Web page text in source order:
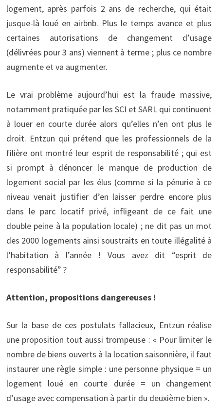
logement, après parfois 2 ans de recherche, qui était
jusque-là loué en airbnb. Plus le temps avance et plus
certaines autorisations de changement d’usage
(délivrées pour 3 ans) viennent à terme ; plus ce nombre
augmente et va augmenter.
Le vrai problème aujourd’hui est la fraude massive,
notamment pratiquée par les SCI et SARL qui continuent
à louer en courte durée alors qu’elles n’en ont plus le
droit. Entzun qui prétend que les professionnels de la
filière ont montré leur esprit de responsabilité ; qui est
si prompt à dénoncer le manque de production de
logement social par les élus (comme si la pénurie à ce
niveau venait justifier d’en laisser perdre encore plus
dans le parc locatif privé, infligeant de ce fait une
double peine à la population locale) ; ne dit pas un mot
des 2000 logements ainsi soustraits en toute illégalité à
l’habitation à l’année ! Vous avez dit “esprit de
responsabilité” ?
Attention, propositions dangereuses !
Sur la base de ces postulats fallacieux, Entzun réalise
une proposition tout aussi trompeuse : « Pour limiter le
nombre de biens ouverts à la location saisonnière, il faut
instaurer une règle simple : une personne physique = un
logement loué en courte durée = un changement
d’usage avec compensation à partir du deuxième bien ».